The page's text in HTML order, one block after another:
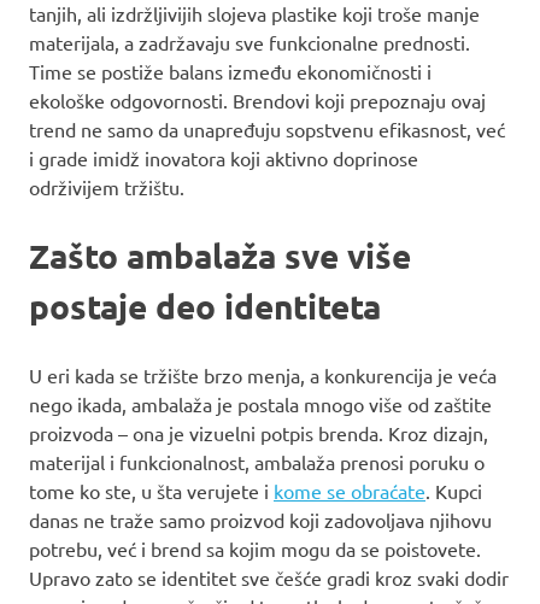
tanjih, ali izdržljivijih slojeva plastike koji troše manje
materijala, a zadržavaju sve funkcionalne prednosti.
Time se postiže balans između ekonomičnosti i
ekološke odgovornosti. Brendovi koji prepoznaju ovaj
trend ne samo da unapređuju sopstvenu efikasnost, već
i grade imidž inovatora koji aktivno doprinose
održivijem tržištu.
Zašto ambalaža sve više
postaje deo identiteta
U eri kada se tržište brzo menja, a konkurencija je veća
nego ikada, ambalaža je postala mnogo više od zaštite
proizvoda – ona je vizuelni potpis brenda. Kroz dizajn,
materijal i funkcionalnost, ambalaža prenosi poruku o
tome ko ste, u šta verujete i kome se obraćate . Kupci
danas ne traže samo proizvod koji zadovoljava njihovu
potrebu, već i brend sa kojim mogu da se poistovete.
Upravo zato se identitet sve češće gradi kroz svaki dodir